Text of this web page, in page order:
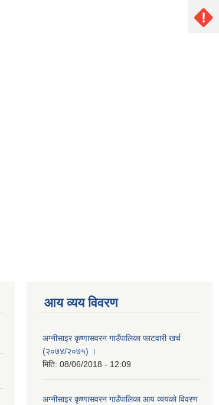
आय व्यय विवरण
अग्नीसाइर कृष्णासवरन गाउँपालिका फाटवारी खर्च
(२०७४/२०७५) ।
मिति: 08/06/2018 - 12:09
अग्नीसाइर कृष्णासवरन गाउँपालिका आय व्ययको विवरण